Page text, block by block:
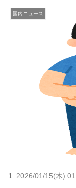
国内ニュース
1: 2026/01/15(木)